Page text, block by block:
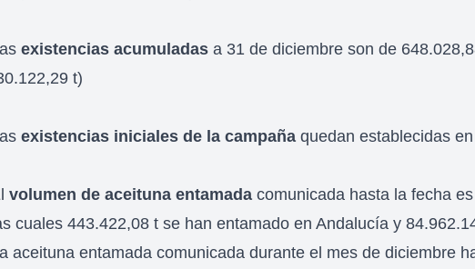
existencias acumuladas a 31 de diciembre son de
t)
existencias iniciales de la campaña quedan establecidas
volumen de aceituna entamada comunicada hasta la fecha
cuales 443.422,08 t se han entamado en Andalucía y
aceituna entamada comunicada durante el mes de diciembre